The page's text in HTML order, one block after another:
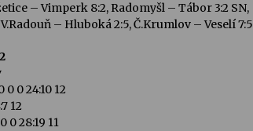
– Vimperk 8:2, Radomyšl – Tábor 3:2 SN,
– Hluboká 2:5, Č.Krumlov – Veselí 7:5
0 24:10 12
12
0 28:19 11